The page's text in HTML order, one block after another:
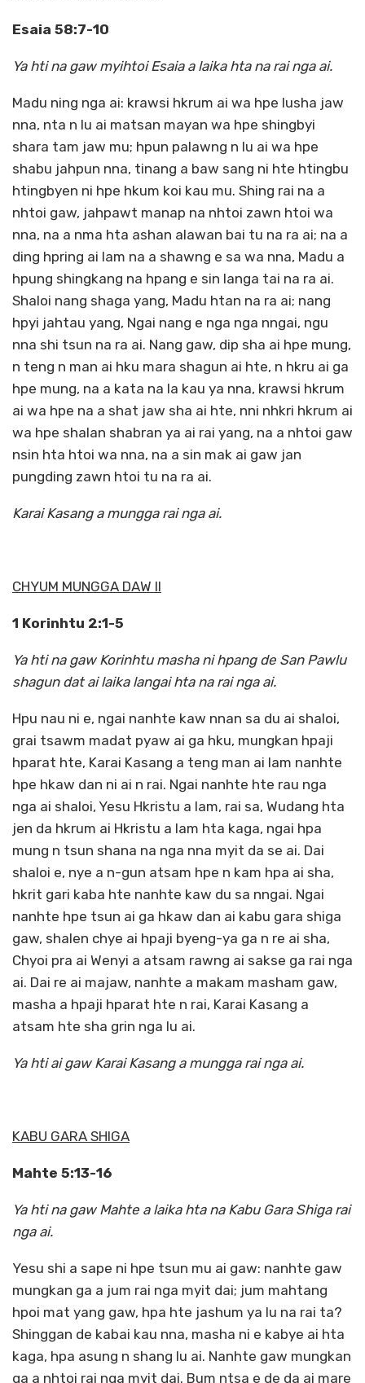
Esaia 58:7-10
Ya hti na gaw myihtoi Esaia a laika hta na rai nga ai.
Madu ning nga ai: krawsi hkrum ai wa hpe lusha jaw
nna, nta n lu ai matsan mayan wa hpe shingbyi
shara tam jaw mu; hpun palawng n lu ai wa hpe
shabu jahpun nna, tinang a baw sang ni hte htingbu
htingbyen ni hpe hkum koi kau mu. Shing rai na a
nhtoi gaw, jahpawt manap na nhtoi zawn htoi wa
nna, na a nma hta ashan alawan bai tu na ra ai; na a
ding hpring ai lam na a shawng e sa wa nna, Madu a
hpung shingkang na hpang e sin langa tai na ra ai.
Shaloi nang shaga yang, Madu htan na ra ai; nang
hpyi jahtau yang, Ngai nang e nga nga nngai, ngu
nna shi tsun na ra ai. Nang gaw, dip sha ai hpe mung,
n teng n man ai hku mara shagun ai hte, n hkru ai ga
hpe mung, na a kata na la kau ya nna, krawsi hkrum
ai wa hpe na a shat jaw sha ai hte, nni nhkri hkrum ai
wa hpe shalan shabran ya ai rai yang, na a nhtoi gaw
nsin hta htoi wa nna, na a sin mak ai gaw jan
pungding zawn htoi tu na ra ai.
Karai Kasang a mungga rai nga ai.
CHYUM MUNGGA DAW II
1 Korinhtu 2:1-5
Ya hti na gaw Korinhtu masha ni hpang de San Pawlu
shagun dat ai laika langai hta na rai nga ai.
Hpu nau ni e, ngai nanhte kaw nnan sa du ai shaloi,
grai tsawm madat pyaw ai ga hku, mungkan hpaji
hparat hte, Karai Kasang a teng man ai lam nanhte
hpe hkaw dan ni ai n rai. Ngai nanhte hte rau nga
nga ai shaloi, Yesu Hkristu a lam, rai sa, Wudang hta
jen da hkrum ai Hkristu a lam hta kaga, ngai hpa
mung n tsun shana na nga nna myit da se ai. Dai
shaloi e, nye a n-gun atsam hpe n kam hpa ai sha,
hkrit gari kaba hte nanhte kaw du sa nngai. Ngai
nanhte hpe tsun ai ga hkaw dan ai kabu gara shiga
gaw, shalen chye ai hpaji byeng-ya ga n re ai sha,
Chyoi pra ai Wenyi a atsam rawng ai sakse ga rai nga
ai. Dai re ai majaw, nanhte a makam masham gaw,
masha a hpaji hparat hte n rai, Karai Kasang a
atsam hte sha grin nga lu ai.
Ya hti ai gaw Karai Kasang a mungga rai nga ai.
KABU GARA SHIGA
Mahte 5:13-16
Ya hti na gaw Mahte a laika hta na Kabu Gara Shiga rai
nga ai.
Yesu shi a sape ni hpe tsun mu ai gaw: nanhte gaw
mungkan ga a jum rai nga myit dai; jum mahtang
hpoi mat yang gaw, hpa hte jashum ya lu na rai ta?
Shinggan de kabai kau nna, masha ni e kabye ai hta
kaga, hpa asung n shang lu ai. Nanhte gaw mungkan
ga a nhtoi rai nga myit dai. Bum ntsa e de da ai mare